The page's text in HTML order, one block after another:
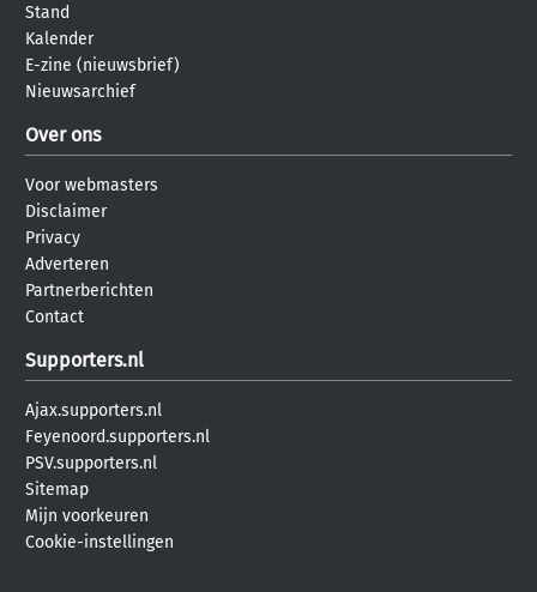
Stand
Kalender
E-zine (nieuwsbrief)
Nieuwsarchief
Over ons
Voor webmasters
Disclaimer
Privacy
Adverteren
Partnerberichten
Contact
Supporters.nl
Ajax.supporters.nl
Feyenoord.supporters.nl
PSV.supporters.nl
Sitemap
Mijn voorkeuren
Cookie-instellingen